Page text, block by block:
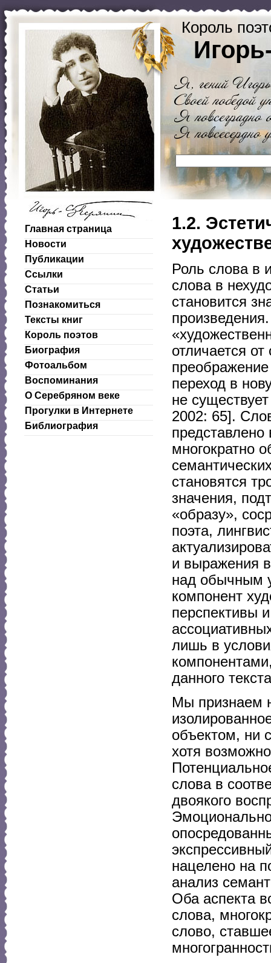
Король
Главная страница
Новости
Публикации
Ссылки
Статьи
Познакомиться
Тексты книг
Король поэтов
Биография
Фотоальбом
Воспоминания
О Серебряном веке
Прогулки в Интернете
Библиография
1.2.
Роль слова в
слова в
становится
отличается от
переход в
не
2002: 65].
многократно
становятся
значения,
«образу»,
поэта,
и выражения
над обычным
компонент
перспективы
лишь в
данного
Мы признаем
объектом, ни
хотя
слова в
двоякого
нацелено на
анализ
Оба аспекта
слова,
слово,